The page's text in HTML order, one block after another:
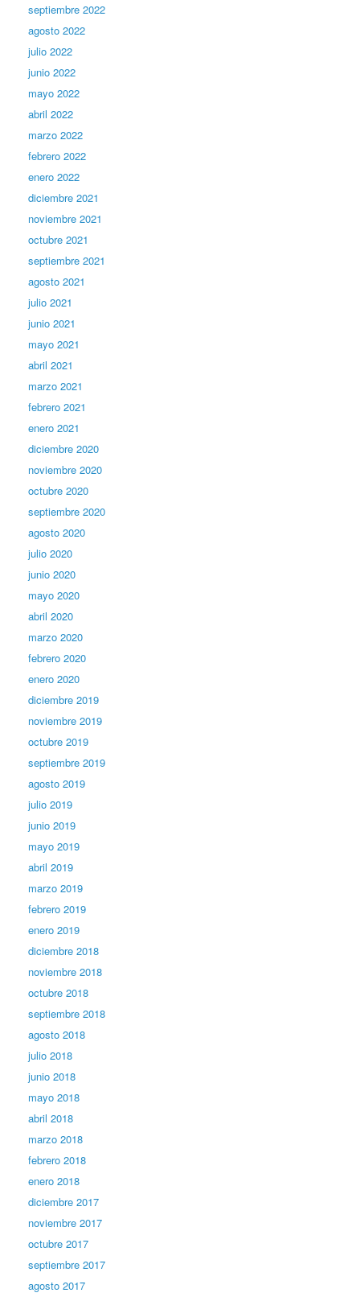
septiembre 2022
agosto 2022
julio 2022
junio 2022
mayo 2022
abril 2022
marzo 2022
febrero 2022
enero 2022
diciembre 2021
noviembre 2021
octubre 2021
septiembre 2021
agosto 2021
julio 2021
junio 2021
mayo 2021
abril 2021
marzo 2021
febrero 2021
enero 2021
diciembre 2020
noviembre 2020
octubre 2020
septiembre 2020
agosto 2020
julio 2020
junio 2020
mayo 2020
abril 2020
marzo 2020
febrero 2020
enero 2020
diciembre 2019
noviembre 2019
octubre 2019
septiembre 2019
agosto 2019
julio 2019
junio 2019
mayo 2019
abril 2019
marzo 2019
febrero 2019
enero 2019
diciembre 2018
noviembre 2018
octubre 2018
septiembre 2018
agosto 2018
julio 2018
junio 2018
mayo 2018
abril 2018
marzo 2018
febrero 2018
enero 2018
diciembre 2017
noviembre 2017
octubre 2017
septiembre 2017
agosto 2017